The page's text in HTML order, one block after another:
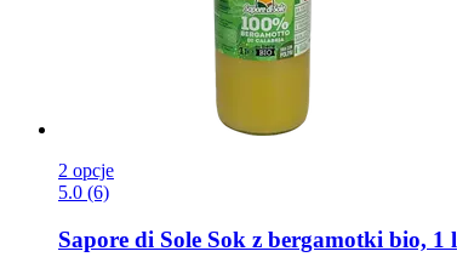
2 opcje
5.0 (6)
Sapore di Sole Sok z bergamotki bio, 1 l